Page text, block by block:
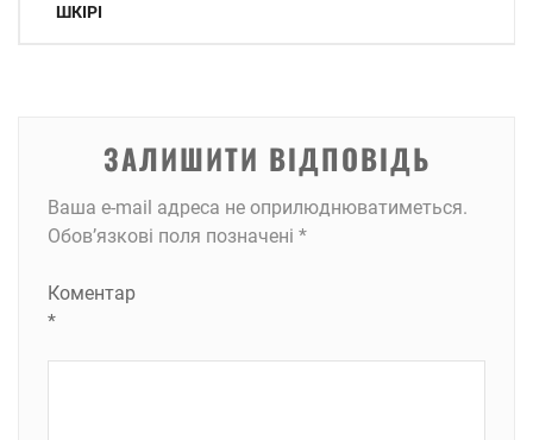
записів
ШКІРІ
ЗАЛИШИТИ ВІДПОВІДЬ
Ваша e-mail адреса не оприлюднюватиметься.
Обов’язкові поля позначені *
Коментар
*